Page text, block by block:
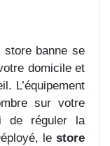
store banne se
domicile et
L’équipement
sur votre
de réguler la
le store